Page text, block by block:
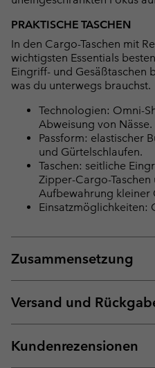
PRAKTISCHE TASCHEN
In den Cargo-Taschen mit
wichtigsten Essentials
Eingriff- und Gesäßtaschen
was du unterwegs brauchst.
Technologien: Omni-
Abweisung von Nässe.
Passform: elastischer
und Gürtelschlaufen.
Taschen: seitliche
Zipper-Cargo-Taschen
Aufbewahrung kleiner
Einsatzmöglichkeiten:
Zusammensetzung
Versand und
Kundenrezensionen